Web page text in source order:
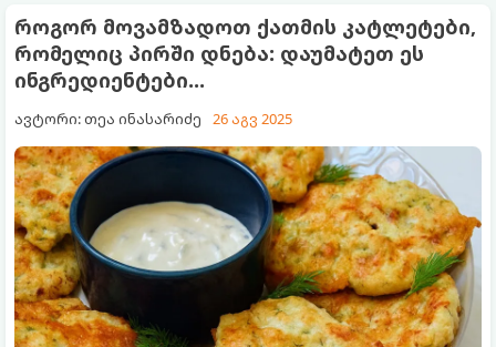
როგორ მოვამზადოთ ქათმის კატლეტები,
რომელიც პირში დნება: დაუმატეთ ეს
ინგრედიენტები...
ავტორი: თეა ინასარიძე 26 აგვ 2025